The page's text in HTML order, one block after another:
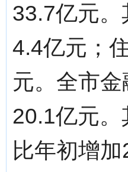
33.7亿元
4.4亿元；
元。全市
20.1亿元
比年初增